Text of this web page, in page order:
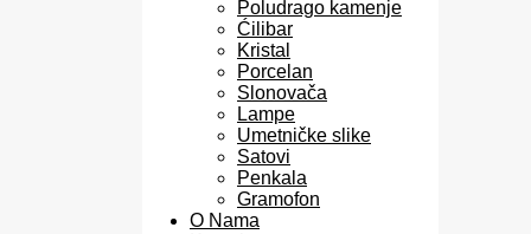
Poludrago kamenje
Ćilibar
Kristal
Porcelan
Slonovača
Lampe
Umetničke slike
Satovi
Penkala
Gramofon
O Nama